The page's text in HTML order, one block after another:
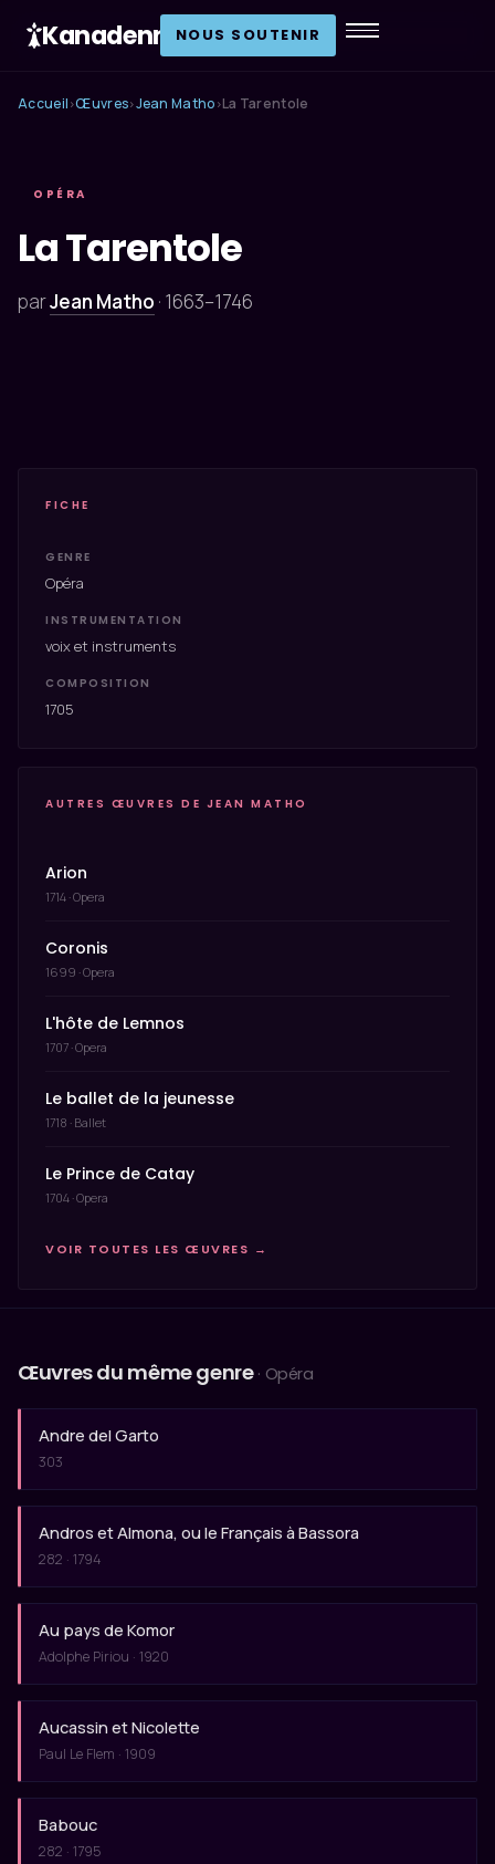
Kanadenn NOUS SOUTENIR
Accueil ›Œuvres›Jean Matho ›La Tarentole
OPÉRA
La Tarentole
parJean Matho · 1663–1746
FICHE
GENRE
Opéra
INSTRUMENTATION
voix et instruments
COMPOSITION
1705
AUTRES ŒUVRES DE JEAN MATHO
Arion
1714 · Opera
Coronis
1699 · Opera
L'hôte de Lemnos
1707 · Opera
Le ballet de la jeunesse
1718 · Ballet
Le Prince de Catay
1704 · Opera
VOIR TOUTES LES ŒUVRES →
Œuvres du même genre · Opéra
Andre del Garto
303
Andros et Almona, ou le Français à Bassora
282 · 1794
Au pays de Komor
Adolphe Piriou · 1920
Aucassin et Nicolette
Paul Le Flem · 1909
Babouc
282 · 1795